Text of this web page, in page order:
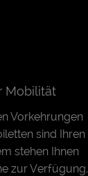
Mobilität
Vorkehrungen
sind Ihren
stehen Ihnen
zur Verfügung.